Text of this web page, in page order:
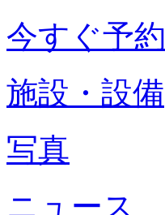
今すぐ予約
施設・設備
写真
ニュース